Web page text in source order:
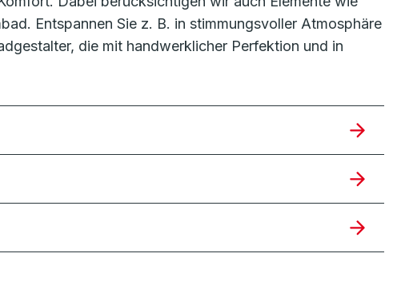
Entspannen Sie z. B. in stimmungsvoller Atmosphäre
die mit handwerklicher Perfektion und in